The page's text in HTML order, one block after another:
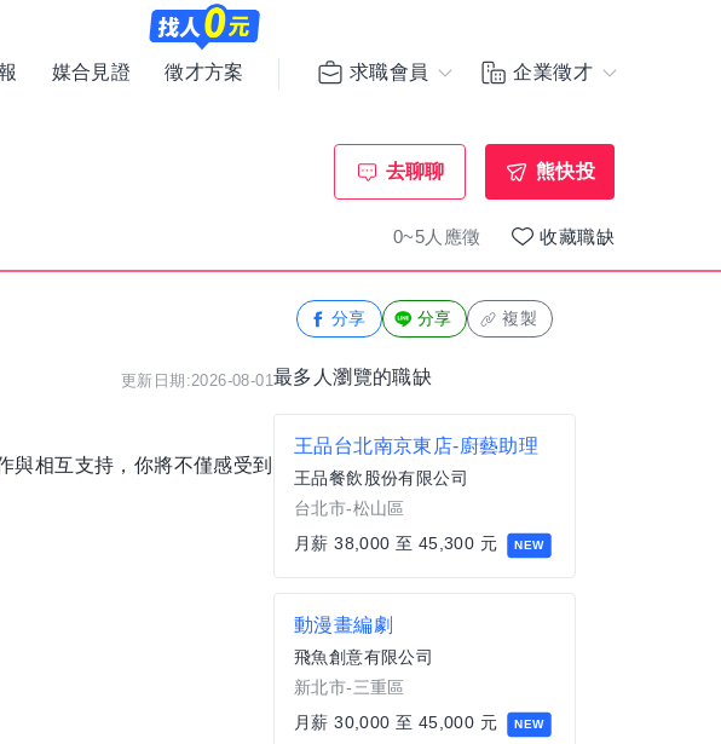
媒合見證 徵才方案 求職會員 企業徵才
去聊聊 熊快投
0~5人應徵 收藏職缺
更新日期:2026-08-01
與相互支持，你將不僅感受到
分享 分享 複製
最多人瀏覽的職缺
NEW
王品台北南京東店-廚藝助理
王品餐飲股份有限公司
台北市-松山區
月薪 38,000 至 45,300 元
NEW
動漫畫編劇
飛魚創意有限公司
新北市-三重區
月薪 30,000 至 45,000 元